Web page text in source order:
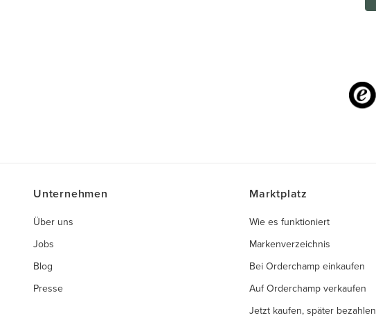
Unternehmen
Über uns
Jobs
Blog
Presse
Marktplatz
Wie es funktioniert
Markenverzeichnis
Bei Orderchamp einkaufen
Auf Orderchamp verkaufen
Jetzt kaufen, später bezahlen